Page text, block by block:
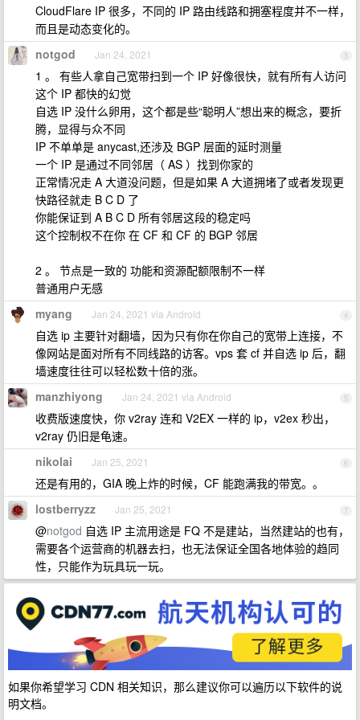
CloudFlare IP 很多，不同的 IP 路由线路和拥塞程度并不一样，
而且是动态变化的。
3
notgod Jan 24, 2021
1 。 有些人拿自己宽带扫到一个 IP 好像很快，就有所有人访问
这个 IP 都快的幻觉
自选 IP 没什么卵用，这个都是些“聪明人”想出来的概念，要折
腾，显得与众不同
IP 不单单是 anycast,还涉及 BGP 层面的延时测量
一个 IP 是通过不同邻居（ AS ）找到你家的
正常情况走 A 大道没问题，但是如果 A 大道拥堵了或者发现更
快路径就走 B C D 了
你能保证到 A B C D 所有邻居这段的稳定吗
这个控制权不在你 在 CF 和 CF 的 BGP 邻居
2 。 节点是一致的 功能和资源配额限制不一样
普通用户无感
4
myang Jan 24, 2021 via Android
自选 ip 主要针对翻墙，因为只有你在你自己的宽带上连接，不
像网站是面对所有不同线路的访客。vps 套 cf 并自选 ip 后，翻
墙速度往往可以轻松数十倍的涨。
5
manzhiyong Jan 24, 2021 via Android
收费版速度快，你 v2ray 连和 V2EX 一样的 ip，v2ex 秒出，
v2ray 仍旧是龟速。
6
nikolai Jan 25, 2021
还是有用的，GIA 晚上炸的时候，CF 能跑满我的带宽。。
7
lostberryzz Jan 25, 2021
@notgod 自选 IP 主流用途是 FQ 不是建站，当然建站的也有，
需要各个运营商的机器去扫，也无法保证全国各地体验的趋同
性，只能作为玩具玩一玩。
如果你希望学习 CDN 相关知识，那么建议你可以遍历以下软件的说
明文档。